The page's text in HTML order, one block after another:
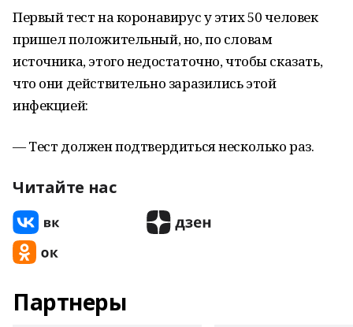
Первый тест на коронавирус у этих 50 человек
пришел положительный, но, по словам
источника, этого недостаточно, чтобы сказать,
что они действительно заразились этой
инфекцией:
— Тест должен подтвердиться несколько раз.
Читайте нас
Партнеры